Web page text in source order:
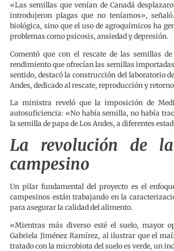
«Las semillas que venían de Canadá
introdujeron plagas que no teníamos»,
biológica, sino que el uso de agroquímicos ha
problemas como psicosis, ansiedad y depresión.
Comentó que con el rescate de las semillas
rendimiento que ofrecían las semillas
sentido, destacó la construcción del laboratorio
Andes, dedicado al rescate, reproducción y
La ministra reveló que la imposición de
autosuficiencia: «No había semilla, no había
la semilla de papa de Los Andes, a diferentes
La revolución de
campesino
Un pilar fundamental del proyecto es el
campesinos están trabajando en la
para asegurar la calidad del alimento.
«Mientras más diverso esté el suelo, mayor
Gabriela Jiménez Ramírez, al ilustrar que el
tratado con la microbiota del suelo es verde, un